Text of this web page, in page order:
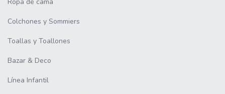
Colchones y Sommiers
Toallas y Toallones
Bazar & Deco
Línea Infantil